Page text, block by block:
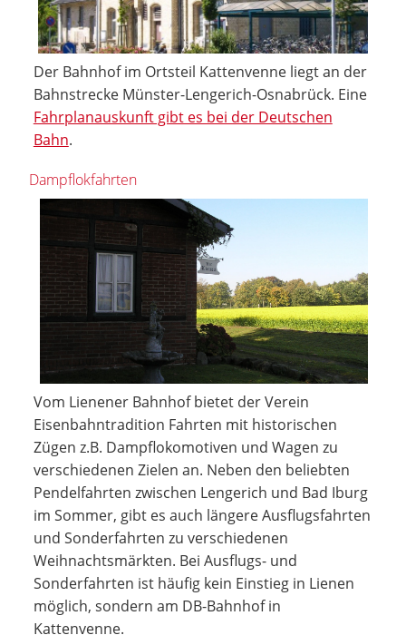
Der Bahnhof im Ortsteil Kattenvenne liegt an der
Bahnstrecke Münster-Lengerich-Osnabrück. Eine
Fahrplanauskunft gibt es bei der Deutschen
Bahn.
Dampflokfahrten
Vom Lienener Bahnhof bietet der Verein
Eisenbahntradition Fahrten mit historischen
Zügen z.B. Dampflokomotiven und Wagen zu
verschiedenen Zielen an. Neben den beliebten
Pendelfahrten zwischen Lengerich und Bad Iburg
im Sommer, gibt es auch längere Ausflugsfahrten
und Sonderfahrten zu verschiedenen
Weihnachtsmärkten. Bei Ausflugs- und
Sonderfahrten ist häufig kein Einstieg in Lienen
möglich, sondern am DB-Bahnhof in
Kattenvenne.